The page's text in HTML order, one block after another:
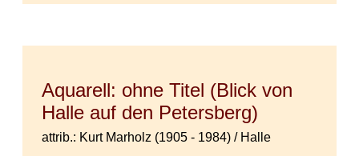
Aquarell: ohne Titel (Blick von
Halle auf den Petersberg)
attrib.: Kurt Marholz (1905 - 1984) / Halle